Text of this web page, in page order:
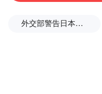
业，真正做到“普
外交部警告日本：不要再次走向历史的被告席